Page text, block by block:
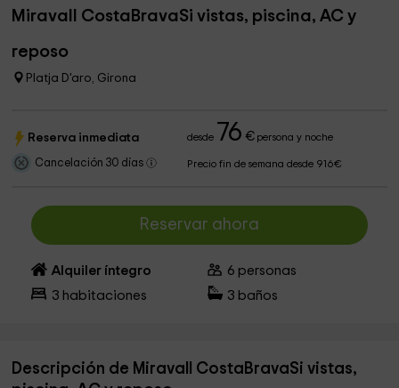
Miravall CostaBravaSi vistas, piscina, AC y
reposo
Platja D'aro, Girona
Reserva inmediata desde 76 €persona y noche
Cancelación 30 días Precio fin de semana desde 916€
Reservar ahora
Alquiler íntegro 6 personas
3 habitaciones 3 baños
Descripción de Miravall CostaBravaSi vistas,